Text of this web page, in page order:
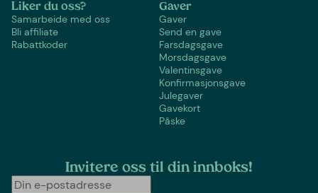
Liker du oss?
Samarbeide med oss
Bli affiliate
Rabattkoder
Gaver
Gaver
Send en gave
Farsdagsgave
Morsdagsgave
Valentinsgave
Konfirmasjonsgave
Julegaver
Gavekort
Påske
Invitere oss til din innboks!